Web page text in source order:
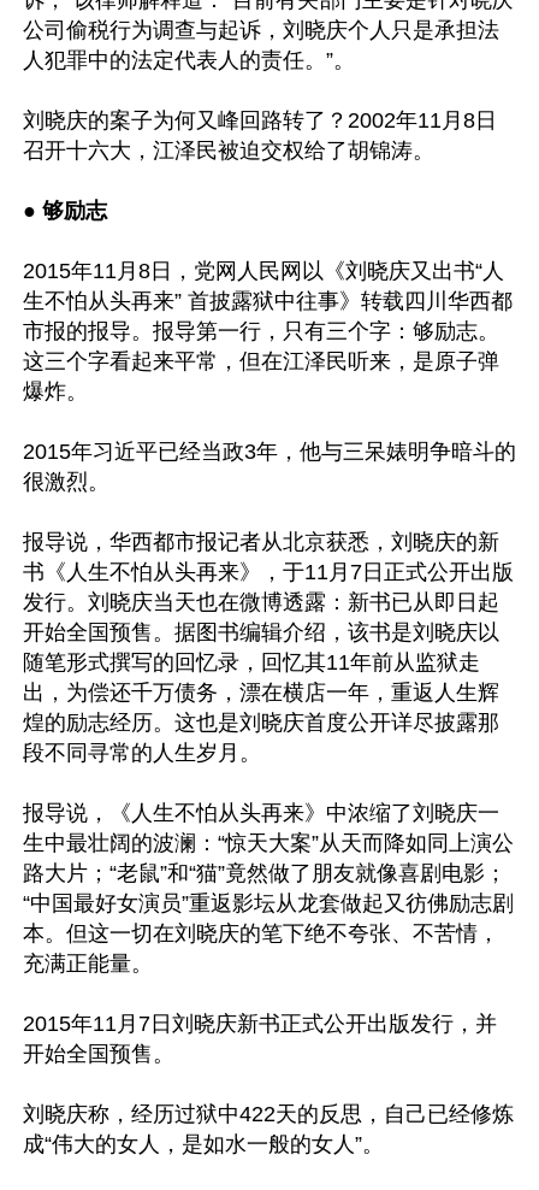
公司偷税行为调查与起诉，刘晓庆个人只是承担法
人犯罪中的法定代表人的责任。”。
刘晓庆的案子为何又峰回路转了？2002年11月8日
召开十六大，江泽民被迫交权给了胡锦涛。
● 够励志
2015年11月8日，党网人民网以《刘晓庆又出书“人
生不怕从头再来” 首披露狱中往事》转载四川华西都
市报的报导。报导第一行，只有三个字：够励志。
这三个字看起来平常，但在江泽民听来，是原子弹
爆炸。
2015年习近平已经当政3年，他与三呆婊明争暗斗的
很激烈。
报导说，华西都市报记者从北京获悉，刘晓庆的新
书《人生不怕从头再来》，于11月7日正式公开出版
发行。刘晓庆当天也在微博透露：新书已从即日起
开始全国预售。据图书编辑介绍，该书是刘晓庆以
随笔形式撰写的回忆录，回忆其11年前从监狱走
出，为偿还千万债务，漂在横店一年，重返人生辉
煌的励志经历。这也是刘晓庆首度公开详尽披露那
段不同寻常的人生岁月。
报导说，《人生不怕从头再来》中浓缩了刘晓庆一
生中最壮阔的波澜：“惊天大案”从天而降如同上演公
路大片；“老鼠”和“猫”竟然做了朋友就像喜剧电影；
“中国最好女演员”重返影坛从龙套做起又彷佛励志剧
本。但这一切在刘晓庆的笔下绝不夸张、不苦情，
充满正能量。
2015年11月7日刘晓庆新书正式公开出版发行，并
开始全国预售。
刘晓庆称，经历过狱中422天的反思，自己已经修炼
成“伟大的女人，是如水一般的女人”。